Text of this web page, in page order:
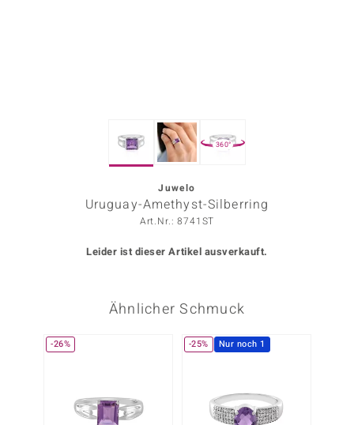
360°
Juwelo
Uruguay-Amethyst-Silberring
Art.Nr.: 8741ST
Leider ist dieser Artikel ausverkauft.
Ähnlicher Schmuck
-26% -25% Nur noch 1